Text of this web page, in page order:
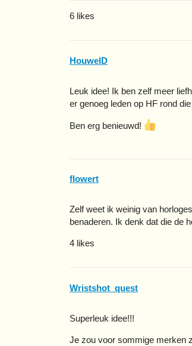
6 likes
HouwelD
Leuk idee! Ik ben zelf meer
er genoeg leden op HF rond
Ben erg benieuwd!
flowert
Zelf weet ik weinig van
benaderen. Ik denk dat die de
4 likes
Wristshot_quest
Superleuk idee!!!
Je zou voor sommige merken